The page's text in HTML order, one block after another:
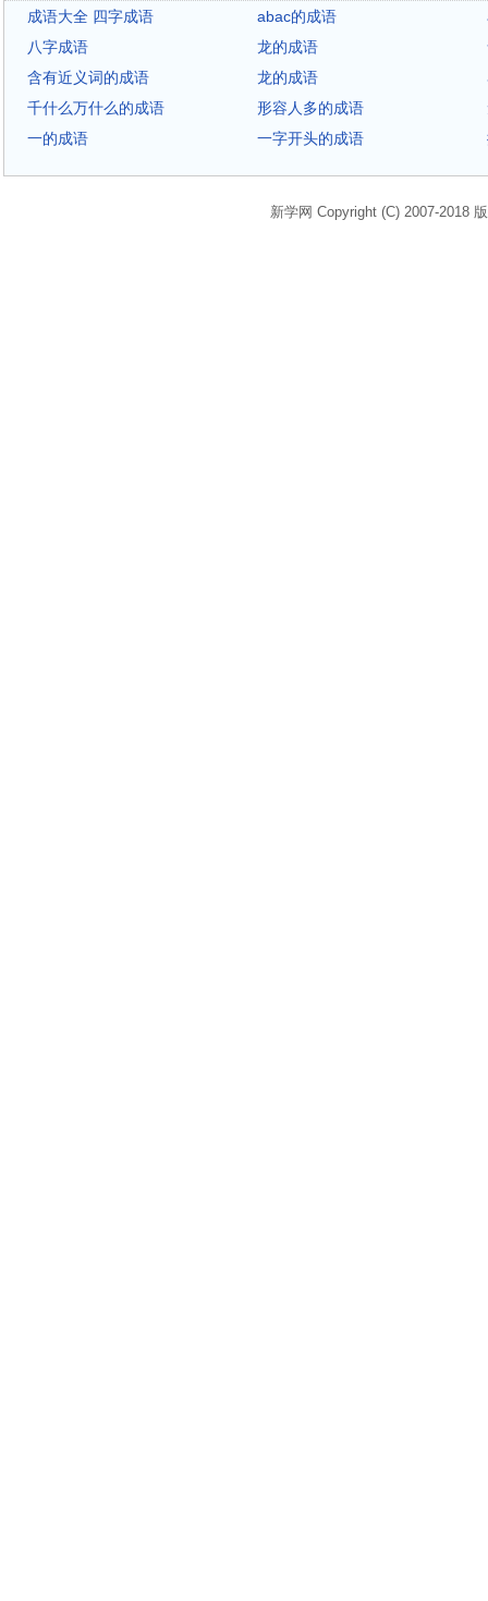
成语大全 四字成语 abac的成语
八字成语
龙的成语
含有近义词的成语
龙的成语
千什么万什么的成语
形容人多的成语
一的成语
一字开头的成语
新学网 Copyright (C) 2007-2018